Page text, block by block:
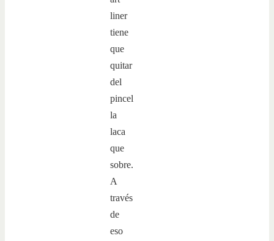
liner
tiene
que
quitar
del
pincel
la
laca
que
sobre.
A
través
de
eso